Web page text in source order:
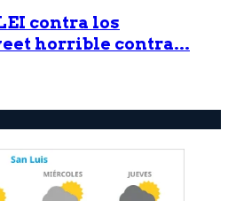
contra los
horrible contra...